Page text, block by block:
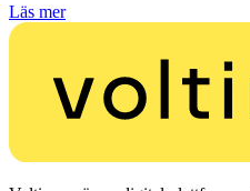
Läs mer